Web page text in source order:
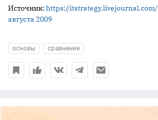
Источник: https://
августа 2009
основы сравнение